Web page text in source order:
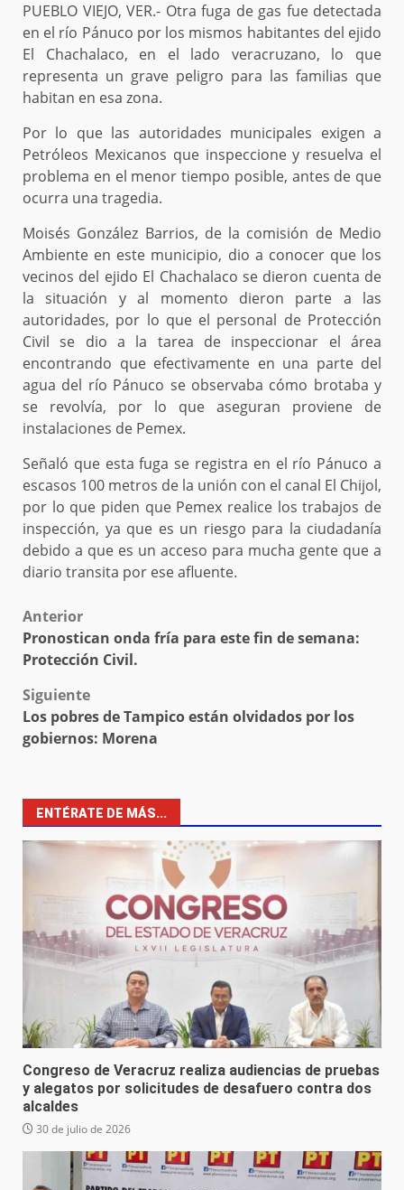
PUEBLO VIEJO, VER.- Otra fuga de gas fue detectada
en el río Pánuco por los mismos habitantes del ejido
El Chachalaco, en el lado veracruzano, lo que
representa un grave peligro para las familias que
habitan en esa zona.
Por lo que las autoridades municipales exigen a
Petróleos Mexicanos que inspeccione y resuelva el
problema en el menor tiempo posible, antes de que
ocurra una tragedia.
Moisés González Barrios, de la comisión de Medio
Ambiente en este municipio, dio a conocer que los
vecinos del ejido El Chachalaco se dieron cuenta de
la situación y al momento dieron parte a las
autoridades, por lo que el personal de Protección
Civil se dio a la tarea de inspeccionar el área
encontrando que efectivamente en una parte del
agua del río Pánuco se observaba cómo brotaba y
se revolvía, por lo que aseguran proviene de
instalaciones de Pemex.
Señaló que esta fuga se registra en el río Pánuco a
escasos 100 metros de la unión con el canal El Chijol,
por lo que piden que Pemex realice los trabajos de
inspección, ya que es un riesgo para la ciudadanía
debido a que es un acceso para mucha gente que a
diario transita por ese afluente.
Post
navigation
Anterior
Pronostican onda fría para este fin de semana:
Protección Civil.
Siguiente
Los pobres de Tampico están olvidados por los
gobiernos: Morena
ENTÉRATE DE MÁS...
Congreso de Veracruz realiza audiencias de pruebas
y alegatos por solicitudes de desafuero contra dos
alcaldes
30 de julio de 2026